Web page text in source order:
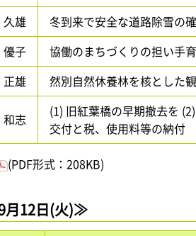
雄 冬到来で安全な道路除雪の
子 協働のまちづくりの担い手
雄 然別自然休養林を核とした
志
(1) 旧紅葉橋の早期撤去を
交付と税、使用料等の納付
(PDF形式：208KB)
月12日(火)≫